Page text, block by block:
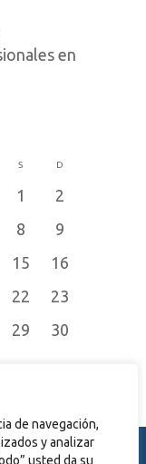
de navegación,
y analizar
usted da su
en
S D
1
2
8
9
15
16
22
23
29
30